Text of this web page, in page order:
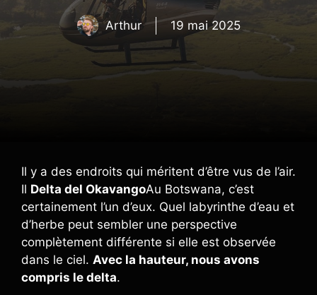
Arthur 19 mai 2025
Il y a des endroits qui méritent d’être vus de l’air.
Il Delta del OkavangoAu Botswana, c’est
certainement l’un d’eux. Quel labyrinthe d’eau et
d’herbe peut sembler une perspective
complètement différente si elle est observée
dans le ciel. Avec la hauteur, nous avons
compris le delta.